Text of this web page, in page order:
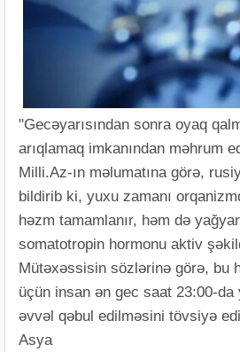
"Gecəyarısından sonra oyaq
arıqlamaq imkanından məhrum
Milli.Az-ın məlumatına görə,
bildirib ki, yuxu zamanı
həzm tamamlanır, həm də
somatotropin hormonu aktiv
Mütəxəssisin sözlərinə görə, bu
üçün insan ən gec saat 23:00-da
əvvəl qəbul edilməsini tövsiyə
Asya